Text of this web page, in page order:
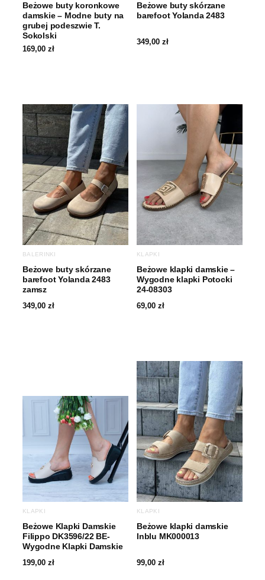
Beżowe buty koronkowe
damskie – Modne buty na
grubej podeszwie T.
Sokolski
169,00 zł
Beżowe buty skórzane
barefoot Yolanda 2483
349,00 zł
BALERINKI
Beżowe buty skórzane
barefoot Yolanda 2483
zamsz
349,00 zł
KLAPKI
Beżowe klapki damskie –
Wygodne klapki Potocki
24-08303
69,00 zł
KLAPKI
Beżowe Klapki Damskie
Filippo DK3596/22 BE-
Wygodne Klapki Damskie
199,00 zł
KLAPKI
Beżowe klapki damskie
Inblu MK000013
99,00 zł